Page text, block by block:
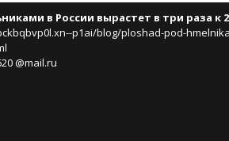
в России вырастет в три раза к
p1ai/blog/ploshad-pod-
@mail.ru